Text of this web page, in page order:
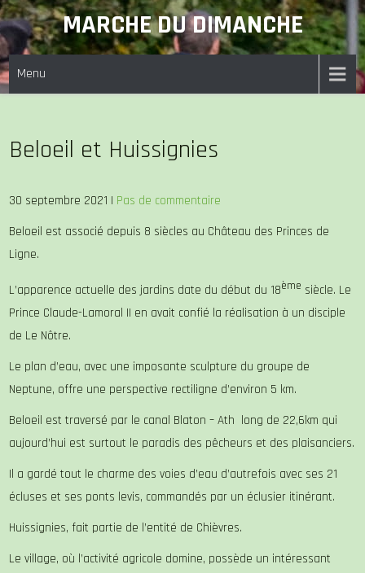
Skip
to
content
MARCHE DU DIMANCHE
Menu
Beloeil et Huissignies
30 septembre 2021 | Pas de commentaire
Beloeil est associé depuis 8 siècles au Château des Princes de
Ligne.
L’apparence actuelle des jardins date du début du 18ème siècle. Le
Prince Claude-Lamoral II en avait confié la réalisation à un disciple
de Le Nôtre.
Le plan d’eau, avec une imposante sculpture du groupe de
Neptune, offre une perspective rectiligne d’environ 5 km.
Beloeil est traversé par le canal Blaton – Ath long de 22,6km qui
aujourd’hui est surtout le paradis des pêcheurs et des plaisanciers.
Il a gardé tout le charme des voies d’eau d’autrefois avec ses 21
écluses et ses ponts levis, commandés par un éclusier itinérant.
Huissignies, fait partie de l’entité de Chièvres.
Le village, où l’activité agricole domine, possède un intéressant